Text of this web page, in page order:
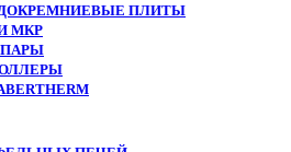
ПЛИТЫ
МКР